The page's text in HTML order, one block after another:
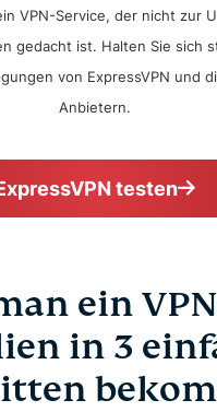
VPN-Service, der nicht zur
gedacht ist. Halten Sie sich
von ExpressVPN und
Anbietern.
testen
ein
in 3